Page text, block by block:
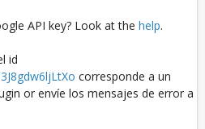
API key? Look at the help.
id
corresponde a un
or envíe los mensajes de error a